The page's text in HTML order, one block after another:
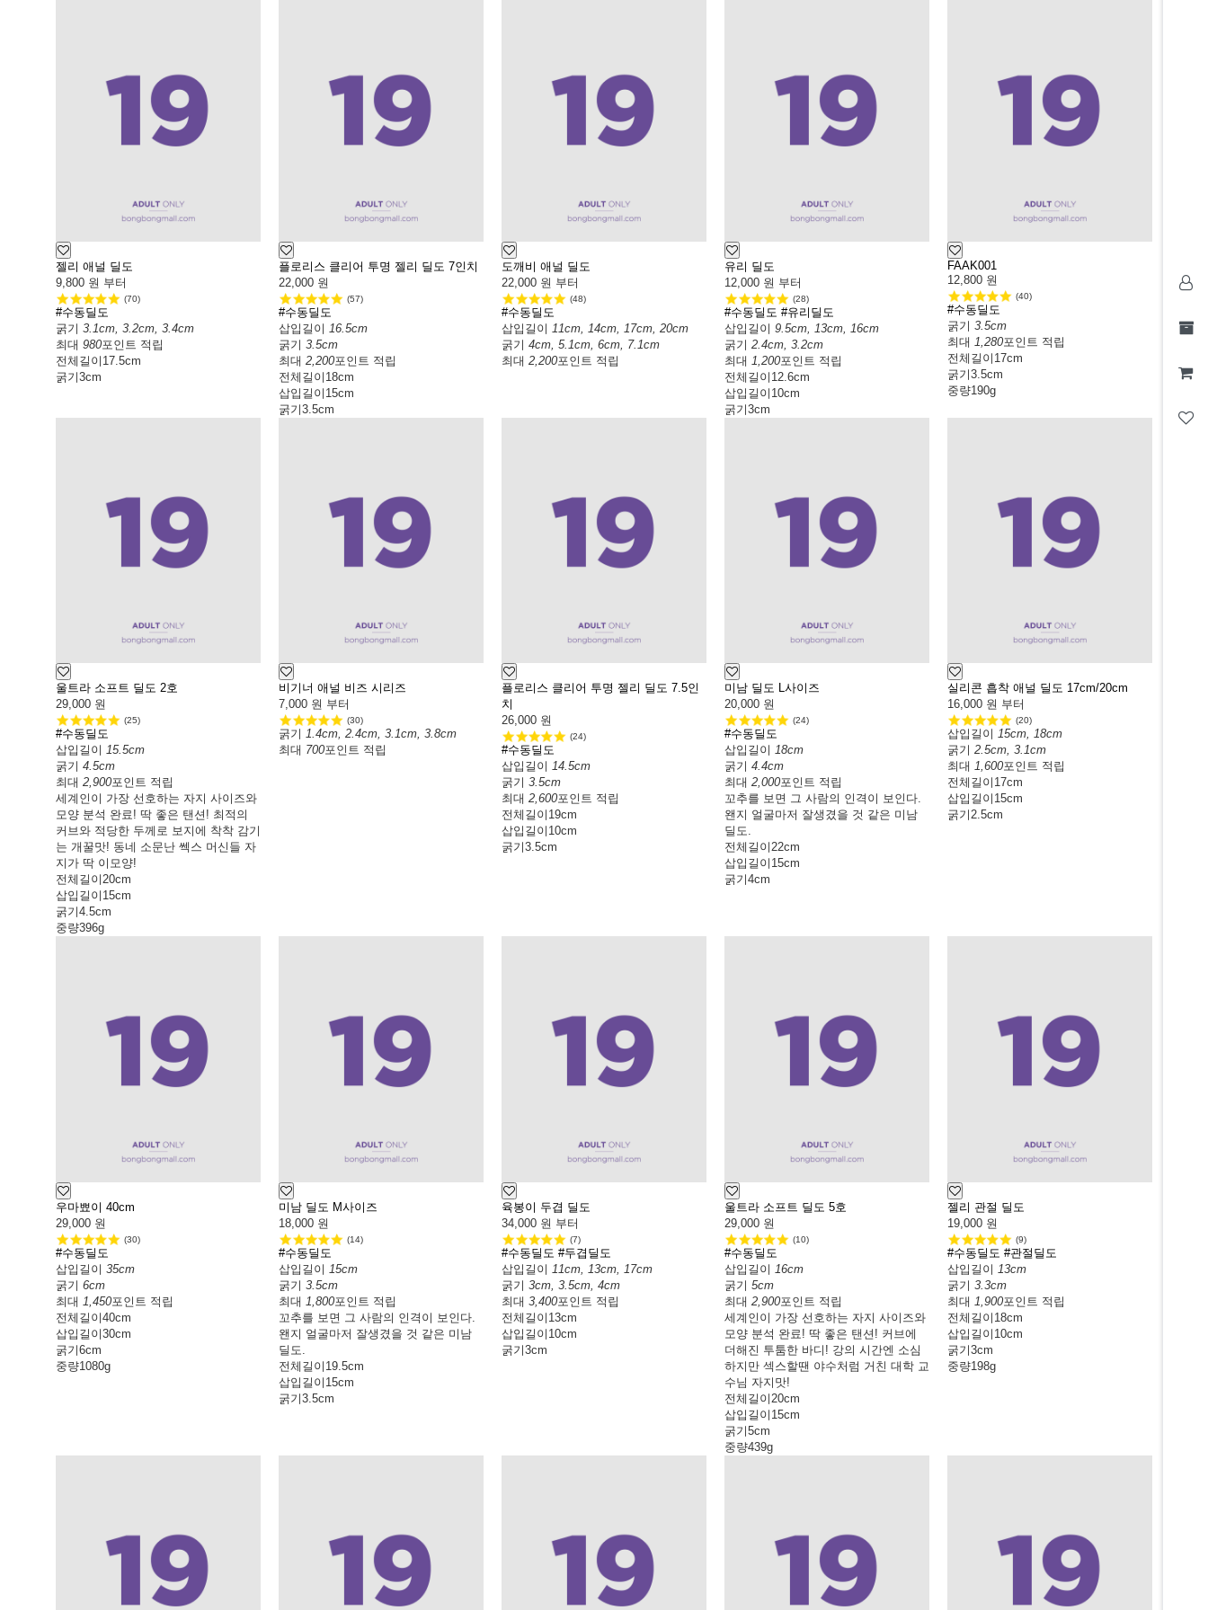
젤리 애널 딜도
9,800 원 부터
(70)
#수동딜도
굵기 3.1cm, 3.2cm, 3.4cm
최대 980포인트 적립
전체길이 17.5cm
굵기3cm
플로리스 클리어 투명 젤리 딜도 7인치
22,000 원
(57)
#수동딜도
삽입길이 16.5cm
굵기 3.5cm
최대 2,200포인트 적립
전체길이 18cm
삽입길이 15cm
굵기3.5cm
도깨비 애널 딜도
22,000 원 부터
(48)
#수동딜도
삽입길이 11cm, 14cm, 17cm, 20cm
굵기 4cm, 5.1cm, 6cm, 7.1cm
최대 2,200포인트 적립
유리 딜도
12,000 원 부터
(28)
#수동딜도 #유리딜도
삽입길이 9.5cm, 13cm, 16cm
굵기 2.4cm, 3.2cm
최대 1,200포인트 적립
전체길이 12.6cm
삽입길이 10cm
굵기3cm
FAAK001
12,800 원
(40)
#수동딜도
굵기 3.5cm
최대 1,280포인트 적립
전체길이 17cm
굵기3.5cm
중량190g
울트라 소프트 딜도 2호
29,000 원
(25)
#수동딜도
삽입길이 15.5cm
굵기 4.5cm
최대 2,900포인트 적립
세계인이 가장 선호하는 자지 사이즈와
모양 분석 완료! 딱 좋은 탠션! 최적의
커브와 적당한 두께로 보지에 착착 감기
는 개꿀맛! 동네 소문난 쎅스 머신들 자
지가 딱 이모양!
전체길이20cm
삽입길이 15cm
굵기4.5cm
중량396g
비기너 애널 비즈 시리즈
7,000 원 부터
(30)
굵기 1.4cm, 2.4cm, 3.1cm, 3.8cm
최대 700포인트 적립
플로리스 클리어 투명 젤리 딜도 7.5인
치
26,000 원
(24)
#수동딜도
삽입길이 14.5cm
굵기 3.5cm
최대 2,600포인트 적립
전체길이 19cm
삽입길이 10cm
굵기3.5cm
미남 딜도 L사이즈
20,000 원
(24)
#수동딜도
삽입길이 18cm
굵기 4.4cm
최대 2,000포인트 적립
꼬추를 보면 그 사람의 인격이 보인다.
왠지 얼굴마저 잘생겼을 것 같은 미남
딜도.
전체길이22cm
삽입길이 15cm
굵기4cm
실리콘 흡착 애널 딜도 17cm/20cm
16,000 원 부터
(20)
삽입길이 15cm, 18cm
굵기 2.5cm, 3.1cm
최대 1,600포인트 적립
전체길이 17cm
삽입길이 15cm
굵기2.5cm
우마뾰이 40cm
29,000 원
(30)
#수동딜도
삽입길이 35cm
굵기 6cm
최대 1,450포인트 적립
전체길이40cm
삽입길이30cm
굵기6cm
중량1080g
미남 딜도 M사이즈
18,000 원
(14)
#수동딜도
삽입길이 15cm
굵기 3.5cm
최대 1,800포인트 적립
꼬추를 보면 그 사람의 인격이 보인다.
왠지 얼굴마저 잘생겼을 것 같은 미남
딜도.
전체길이 19.5cm
삽입길이 15cm
굵기3.5cm
육봉이 두겹 딜도
34,000 원 부터
(7)
#수동딜도 #두겹딜도
삽입길이 11cm, 13cm, 17cm
굵기 3cm, 3.5cm, 4cm
최대 3,400포인트 적립
전체길이 13cm
삽입길이 10cm
굵기3cm
울트라 소프트 딜도 5호
29,000 원
(10)
#수동딜도
삽입길이 16cm
굵기 5cm
최대 2,900포인트 적립
세계인이 가장 선호하는 자지 사이즈와
모양 분석 완료! 딱 좋은 탠션! 커브에
더해진 투툼한 바디! 강의 시간엔 소심
하지만 섹스할땐 야수처럼 거친 대학 교
수님 자지맛!
전체길이20cm
삽입길이 15cm
굵기5cm
중량439g
젤리 관절 딜도
19,000 원
(9)
#수동딜도 #관절딜도
삽입길이 13cm
굵기 3.3cm
최대 1,900포인트 적립
전체길이 18cm
삽입길이 10cm
굵기3cm
중량198g